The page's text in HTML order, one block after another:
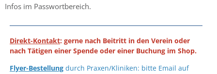
Infos im Passwortbereich.
Direkt-Kontakt: gerne nach Beitritt in den Verein oder
nach Tätigen einer Spende oder einer Buchung im Shop.
Flyer-Bestellung durch Praxen/Kliniken: bitte Email auf